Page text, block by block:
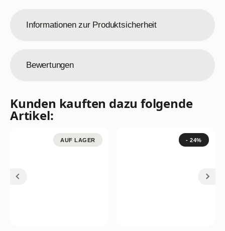
Informationen zur Produktsicherheit
Bewertungen
Kunden kauften dazu folgende
Artikel:
AUF LAGER - 24%